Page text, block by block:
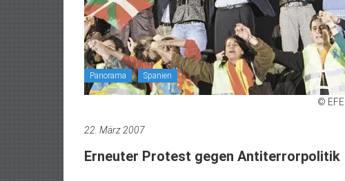
Panorama Spanien
© EFE
22. März 2007
Erneuter Protest gegen Antiterrorpolitik